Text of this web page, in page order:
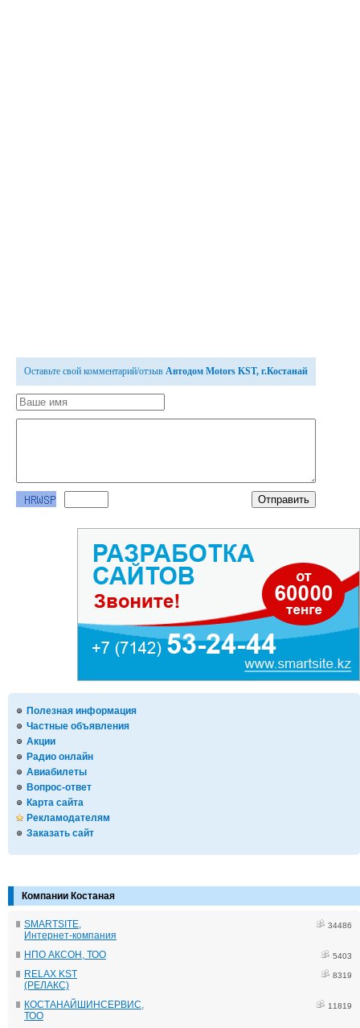
Полезная информация
Частные объявления
Акции
Радио онлайн
Авиабилеты
Вопрос-ответ
Карта сайта
Рекламодателям
Заказать сайт
Компании Костаная
SMARTSITE,
Интернет-компания
34486
НПО АКСОН, ТОО 5403
RELAX KST
(РЕЛАКС)
8319
КОСТАНАЙШИНСЕРВИС,
ТОО
11819
Оставьте свой комментарий/отзыв Автодом Motors KST, г.Костанай